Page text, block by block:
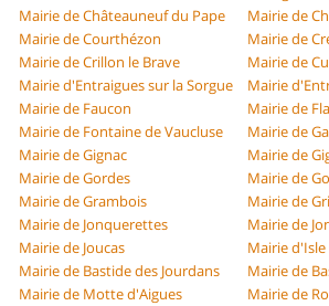
Mairie de Châteauneuf du Pape
Mairie de
Mairie de Courthézon
Mairie de
Mairie de Crillon le Brave
Mairie de
Mairie d'Entraigues sur la Sorgue
Mairie
Mairie de Faucon
Mairie de
Mairie de Fontaine de Vaucluse
Mairie de
Mairie de Gignac
Mairie de
Mairie de Gordes
Mairie de
Mairie de Grambois
Mairie de
Mairie de Jonquerettes
Mairie de
Mairie de Joucas
Mairie
Mairie de Bastide des Jourdans
Mairie de
Mairie de Motte d'Aigues
Mairie de